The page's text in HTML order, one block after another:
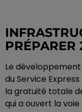
PRÉPARER
Le
du Service
la gratuité totale
qui a ouvert la